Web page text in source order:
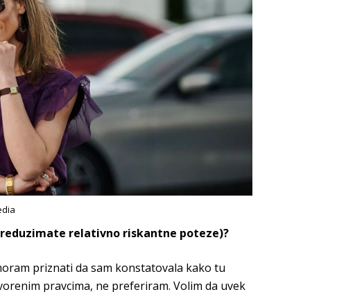
relativno riskantne poteze)?
priznati da sam konstatovala kako tu
pravcima, ne preferiram. Volim da uvek